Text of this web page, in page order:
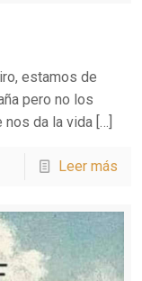
estamos de
pero no los
nos da la vida […]
Leer más